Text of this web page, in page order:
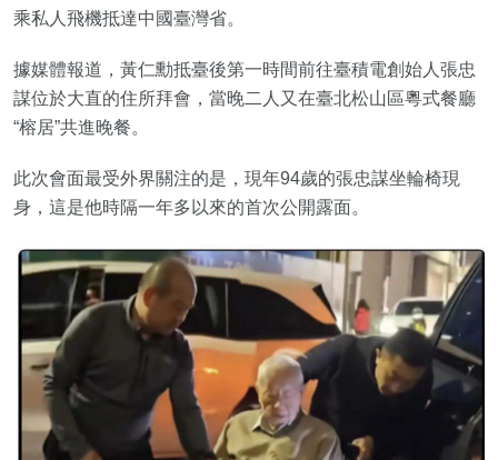
乘私人飛機抵達中國臺灣省。
據媒體報道，黃仁勳抵臺後第一時間前往臺積電創始人張忠
謀位於大直的住所拜會，當晚二人又在臺北松山區粵式餐廳
“榕居”共進晚餐。
此次會面最受外界關注的是，現年94歲的張忠謀坐輪椅現
身，這是他時隔一年多以來的首次公開露面。